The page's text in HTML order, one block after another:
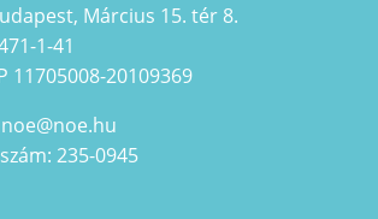
Március 15. tér 8.
1-41
11705008-20109369
235-0945